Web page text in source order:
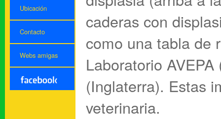
Ubicación
Contacto
Webs amigas
caderas con
como una tabla de
Laboratorio
(Inglaterra). Estas
veterinaria.